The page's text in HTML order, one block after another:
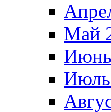
Май
Июль